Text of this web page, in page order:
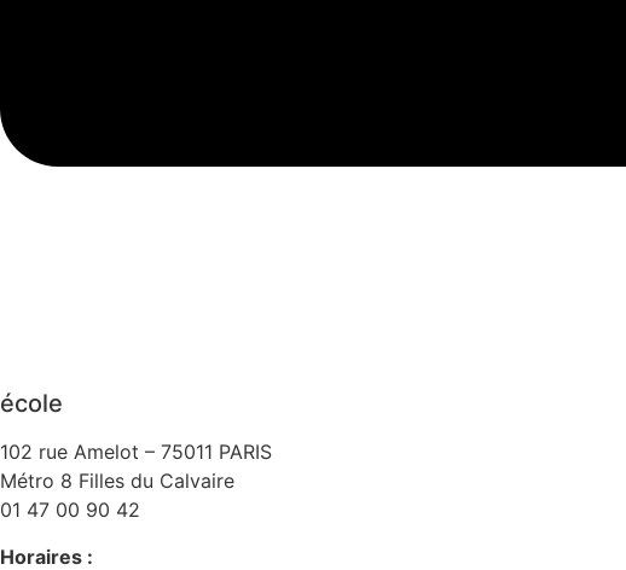
école
102 rue Amelot – 75011 PARIS
Métro 8 Filles du Calvaire
01 47 00 90 42
Horaires :